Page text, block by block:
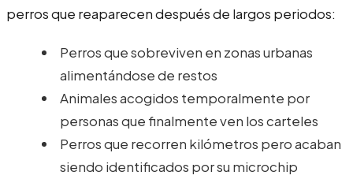
perros que reaparecen después de largos periodos:
Perros que sobreviven en zonas urbanas
alimentándose de restos
Animales acogidos temporalmente por
personas que finalmente ven los carteles
Perros que recorren kilómetros pero acaban
siendo identificados por su microchip